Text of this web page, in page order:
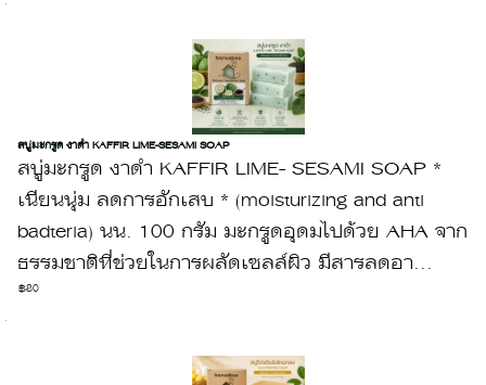
สบู่มะกรูด งาดำ KAFFIR LIME-SESAMI SOAP
สบู่มะกรูด งาดำ KAFFIR LIME- SESAMI SOAP *
เนียนนุ่ม ลดการอักเสบ * (moisturizing and anti
badteria) นน. 100 กรัม มะกรูดอุดมไปด้วย AHA จาก
ธรรมชาติที่ช่วยในการผลัดเซลล์ผิว มีสารลดอา...
฿80